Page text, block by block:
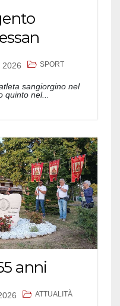
2026 SPORT
sangiorgino nel
nel...
anni
ATTUALITÀ